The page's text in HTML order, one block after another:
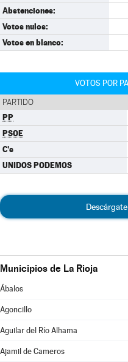
Abstenciones:
Votos nulos:
Votos en blanco:
VOTOS POR
PARTIDO
PP
PSOE
C's
UNIDOS PODEMOS
Municipios de La Rioja
Ábalos
Agoncillo
Aguilar del Río Alhama
Ajamil de Cameros